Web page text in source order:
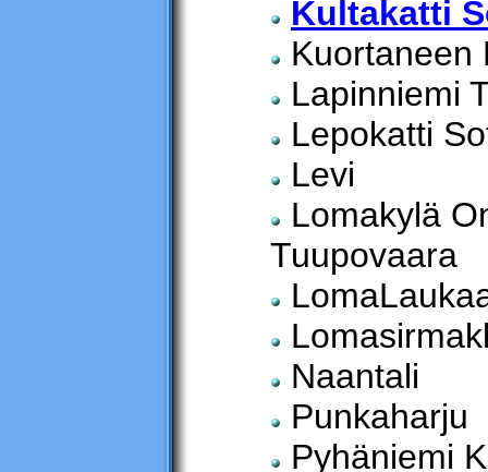
Kultakatti
Kuortaneen
Lapinniemi
Lepokatti
Levi
Lomakylä
Tuupovaara
Naantali
Punkaharju
Pyhäniemi